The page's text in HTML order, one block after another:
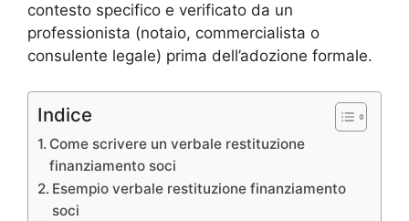
contesto specifico e verificato da un
professionista (notaio, commercialista o
consulente legale) prima dell’adozione formale.
Indice
Come scrivere un verbale restituzione
finanziamento soci
Esempio verbale restituzione finanziamento
soci